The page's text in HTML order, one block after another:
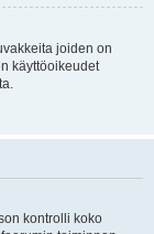
joiden on
käyttöoikeudet
kontrolli koko